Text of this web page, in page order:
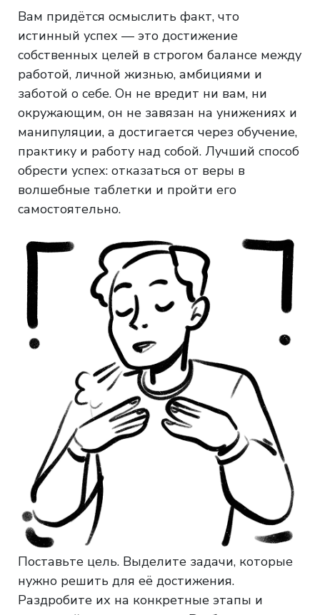
Вам придётся осмыслить факт, что
истинный успех — это достижение
собственных целей в строгом балансе между
работой, личной жизнью, амбициями и
заботой о себе. Он не вредит ни вам, ни
окружающим, он не завязан на унижениях и
манипуляции, а достигается через обучение,
практику и работу над собой. Лучший способ
обрести успех: отказаться от веры в
волшебные таблетки и пройти его
самостоятельно.
Поставьте цель. Выделите задачи, которые
нужно решить для её достижения.
Раздробите их на конкретные этапы и